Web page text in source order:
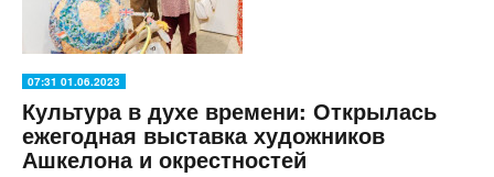
07:31 01.06.2023
Культура в духе времени: Открылась
ежегодная выставка художников
Ашкелона и окрестностей